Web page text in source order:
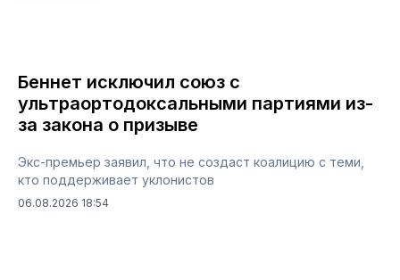
Беннет исключил союз с
ультраортодоксальными партиями из-
за закона о призыве
Экс-премьер заявил, что не создаст коалицию с теми,
кто поддерживает уклонистов
06.08.2026 18:54